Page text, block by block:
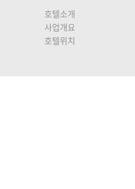
호텔소개
사업개요
호텔위치